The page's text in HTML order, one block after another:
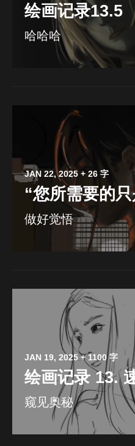
绘画记录13.5
哈哈哈
JAN 22, 2025 + 26 字
“您所需要的
做好觉悟
JAN 19, 2025 + 1100 字
绘画记录 13.
窥见奥秘